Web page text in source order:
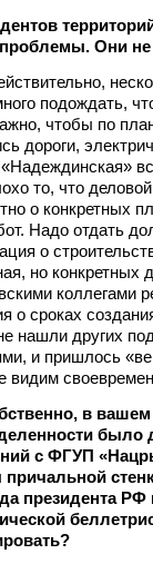
Они
подождать,
чтобы по
дороги,
то, что
о конкретных
Надо отдать
о
но конкретных
коллегами
о сроках
нашли других
и пришлось
видим
в
было
с ФГУП
президента